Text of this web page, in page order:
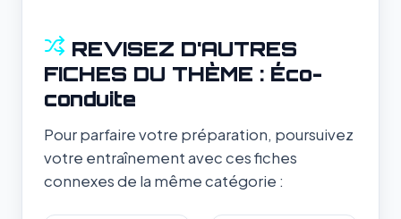
REVISEZ D'AUTRES
FICHES DU THÈME : Éco-
conduite
Pour parfaire votre préparation, poursuivez
votre entraînement avec ces fiches
connexes de la même catégorie :